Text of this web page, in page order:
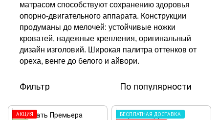
матрасом способствуют сохранению здоровья
опорно-двигательного аппарата. Конструкции
продуманы до мелочей: устойчивые ножки
кроватей, надежные крепления, оригинальный
дизайн изголовий. Широкая палитра оттенков от
ореха, венге до белого и айвори.
Фильтр По популярности
АКЦИЯ
БЕСПЛАТНАЯ ДОСТАВКА